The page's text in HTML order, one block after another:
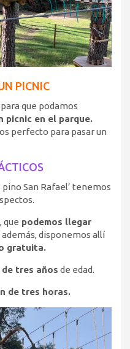
PICNIC
que podamos
picnic en el parque.
perfecto para pasar un
pino San Rafael’ tenemos
que podemos llegar
además, disponemos allí
gratuita.
tres años de edad.
de tres horas.